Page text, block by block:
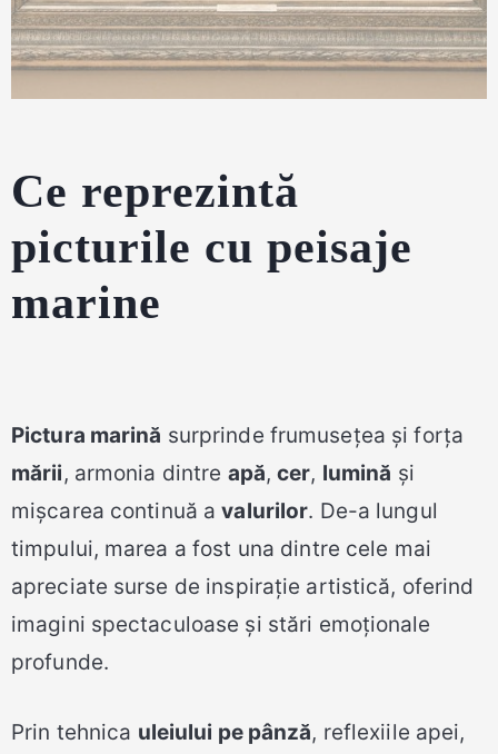
Ce reprezintă
picturile cu peisaje
marine
Pictura marină surprinde frumusețea și forța
mării, armonia dintre apă,cer, lumină și
mișcarea continuă avalurilor. De-a lungul
timpului, marea a fost una dintre cele mai
apreciate surse de inspirație artistică, oferind
imagini spectaculoase și stări emoționale
profunde.
Prin tehnica uleiului pe pânză, reflexiile apei,